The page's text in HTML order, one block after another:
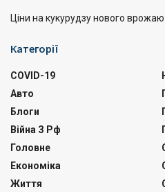
Ціни на кукурудзу нового
Категорії
COVID-19
Авто
Блоги
Війна З Рф
Головне
Економіка
Життя